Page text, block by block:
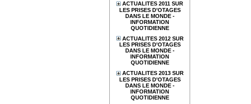
ACTUALITES 2011 SUR
LES PRISES D’OTAGES
DANS LE MONDE -
INFORMATION
QUOTIDIENNE
ACTUALITES 2012 SUR
LES PRISES D’OTAGES
DANS LE MONDE -
INFORMATION
QUOTIDIENNE
ACTUALITES 2013 SUR
LES PRISES D’OTAGES
DANS LE MONDE -
INFORMATION
QUOTIDIENNE